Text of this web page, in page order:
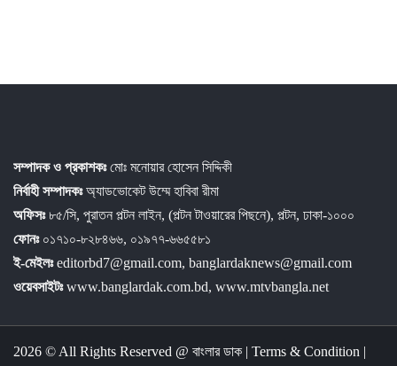
সম্পাদক ও প্রকাশকঃমোঃ মনোয়ার হোসেন সিদ্দিকী
নির্বাহী সম্পাদকঃঅ্যাডভোকেট উম্মে হাবিবা রীমা
অফিসঃ৮৫/সি, পুরাতন পল্টন লাইন, (পল্টন টাওয়ারের পিছনে), পল্টন, ঢাকা-১০০০
ফোনঃ ০১৭১০-৮২৮৪৬৬, ০১৯৭৭-৬৬৫৫৮১
ই-মেইলঃeditorbd7@gmail.com, banglardaknews@gmail.com
ওয়েবসাইটঃwww.banglardak.com.bd, www.mtvbangla.net
2026 © All Rights Reserved @ বাংলার ডাক | Terms & Condition |